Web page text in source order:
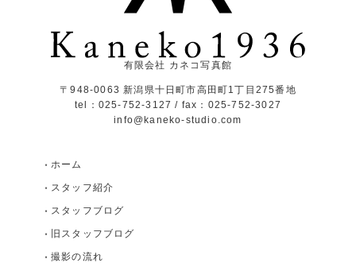
有限会社 カネコ写真館
〒948-0063 新潟県十日町市高田町1丁目275番地
tel：025-752-3127 / fax：025-752-3027
info@kaneko-studio.com
ホーム
スタッフ紹介
スタッフブログ
旧スタッフブログ
撮影の流れ